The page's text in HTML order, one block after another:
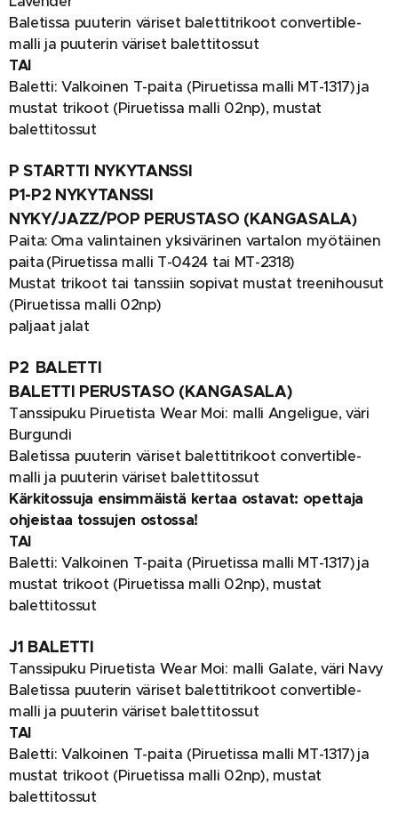
Baletissa puuterin väriset balettitrikoot convertible-
malli ja puuterin väriset balettitossut
TAI
Baletti: Valkoinen T-paita (Piruetissa malli MT-1317) ja
mustat trikoot (Piruetissa malli 02np), mustat
balettitossut
P STARTTI NYKYTANSSI
P1-P2 NYKYTANSSI
NYKY/JAZZ/POP PERUSTASO (KANGASALA)
Paita: Oma valintainen yksivärinen vartalon myötäinen
paita (Piruetissa malli T-0424 tai MT-2318)
Mustat trikoot tai tanssiin sopivat mustat treenihousut
(Piruetissa malli 02np)
paljaat jalat
P2 BALETTI
BALETTI PERUSTASO (KANGASALA)
Tanssipuku Piruetista Wear Moi: malli Angeligue, väri
Burgundi
Baletissa puuterin väriset balettitrikoot convertible-
malli ja puuterin väriset balettitossut
Kärkitossuja ensimmäistä kertaa ostavat: opettaja
ohjeistaa tossujen ostossa!
TAI
Baletti: Valkoinen T-paita (Piruetissa malli MT-1317) ja
mustat trikoot (Piruetissa malli 02np), mustat
balettitossut
J1 BALETTI
Tanssipuku Piruetista Wear Moi: malli Galate, väri Navy
Baletissa puuterin väriset balettitrikoot convertible-
malli ja puuterin väriset balettitossut
TAI
Baletti: Valkoinen T-paita (Piruetissa malli MT-1317) ja
mustat trikoot (Piruetissa malli 02np), mustat
balettitossut